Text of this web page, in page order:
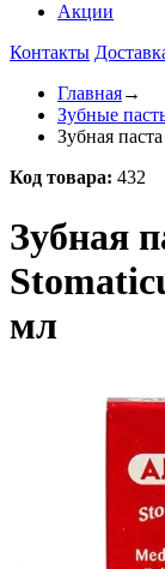
Акции
Контакты
Главная→
Зубные
Зубная
Код товара: 432
Зубная
мл